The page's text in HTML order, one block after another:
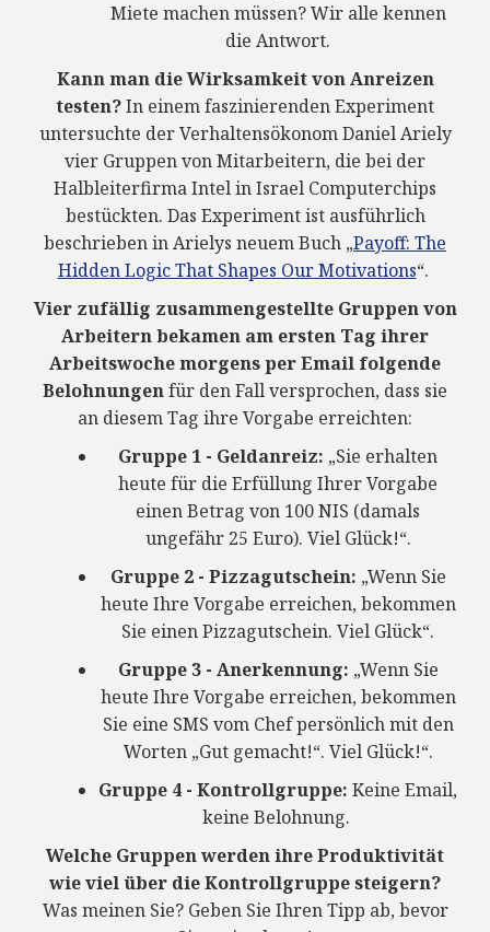
Miete machen müssen? Wir alle kennen
die Antwort.
Kann man die Wirksamkeit von Anreizen
testen?In einem faszinierenden Experiment
untersuchte der Verhaltensökonom Daniel Ariely
vier Gruppen von Mitarbeitern, die bei der
Halbleiterfirma Intel in Israel Computerchips
bestückten. Das Experiment ist ausführlich
beschrieben in Arielys neuem Buch „Payoff: The
Hidden Logic That Shapes Our Motivations“.
Vier zufällig zusammengestellte Gruppen von
Arbeitern bekamen am ersten Tag ihrer
Arbeitswoche morgens per Email folgende
Belohnungenfür den Fall versprochen, dass sie
an diesem Tag ihre Vorgabe erreichten:
Gruppe 1 - Geldanreiz: „Sie erhalten
heute für die Erfüllung Ihrer Vorgabe
einen Betrag von 100 NIS (damals
ungefähr 25 Euro). Viel Glück!“.
Gruppe 2 - Pizzagutschein: „Wenn Sie
heute Ihre Vorgabe erreichen, bekommen
Sie einen Pizzagutschein. Viel Glück“.
Gruppe 3 - Anerkennung: „Wenn Sie
heute Ihre Vorgabe erreichen, bekommen
Sie eine SMS vom Chef persönlich mit den
Worten „Gut gemacht!“. Viel Glück!“.
Gruppe 4 - Kontrollgruppe: Keine Email,
keine Belohnung.
Welche Gruppen werden ihre Produktivität
wie viel über die Kontrollgruppe steigern?
Was meinen Sie? Geben Sie Ihren Tipp ab, bevor